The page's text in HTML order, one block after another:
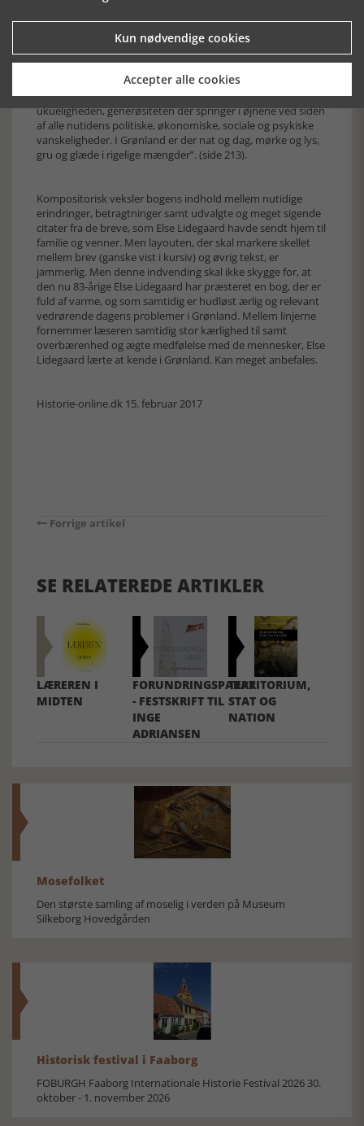
på trods af alle problemerne, at overlevelsesevnen er
karakteristisk for grønlænderne.
”Som folk har grønlænderne trods alt overlevet det hele, og
vender man tilbage --- efter nogle år, er det stadig latteren,
ukueligheden, generøsiteten der springer i øjnene ved siden
af alle nutidens politiske, økonomiske, sociale og psykiske
vanskeligheder. I Grønland er der nat og dag, mørke og lys,
gru og glæde i rigelige mængder”. (side 213).
Kompositorisk veksler bogens indhold mellem nutidige
erindringer, betragtninger samt udvalgte og meget sigende
citater fra de breve, som Else Lidegaard havde sendt hjem til
familie og venner. Men layouten, der skal markere skellet
mellem brev (ganske vist i kursiv) og øvrig tekst, er
jammerlig. Men denne indvending skal ikke skygge for, at
den nu 83-årige Else Lidegaard har præsteret en bog, der er
fuld af varme, og som samtidig er hudløst ærlig og relevant
vedrørende dagens problemer i Grønland. Mellem linjerne
fornemmer læseren samtidig stor kærlighed til samt
overbærenhed og ægte medfølelse med de mennesker, Else
Lidegaard lærte at kende i Grønland. Kan meget anbefales.
Historie-online.dk 15. februar 2017
Forrige artikel
SE RELATEREDE ARTIKLER
LÆREREN I
MIDTEN
FORUNDRINGSPARAT
- FESTSKRIFT TIL
INGE
ADRIANSEN
TERRITORIUM,
STAT OG
NATION
Mosefolket
Den største samling af moselig i verden på Museum
Silkeborg Hovedgården
Historisk festival i Faaborg
FOBURGH Faaborg Internationale Historie Festival 2026 30.
oktober - 1. november 2026
Kun nødvendige cookies
Accepter alle cookies